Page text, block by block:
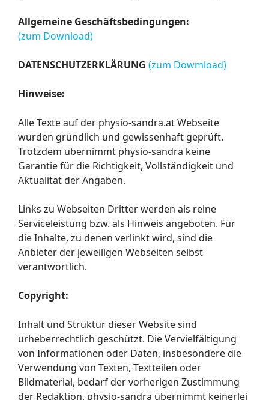
Allgemeine Geschäftsbedingungen:
(zum Download)
DATENSCHUTZERKLÄRUNG (zum Dowmload)
Hinweise:
Alle Texte auf der physio-sandra.at Webseite
wurden gründlich und gewissenhaft geprüft.
Trotzdem übernimmt physio-sandra keine
Garantie für die Richtigkeit, Vollständigkeit und
Aktualität der Angaben.
Links zu Webseiten Dritter werden als reine
Serviceleistung bzw. als Hinweis angeboten. Für
die Inhalte, zu denen verlinkt wird, sind die
Anbieter der jeweiligen Webseiten selbst
verantwortlich.
Copyright:
Inhalt und Struktur dieser Website sind
urheberrechtlich geschützt. Die Vervielfältigung
von Informationen oder Daten, insbesondere die
Verwendung von Texten, Textteilen oder
Bildmaterial, bedarf der vorherigen Zustimmung
der Redaktion. physio-sandra übernimmt keinerlei